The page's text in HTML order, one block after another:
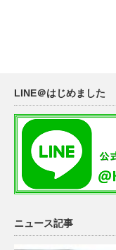
LINE＠はじめました
ニュース記事